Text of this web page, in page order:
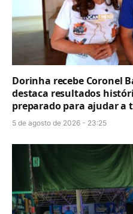
Dorinha recebe Coronel
destaca resultados
preparado para ajudar a
5 de agosto de 2026 - 23:25